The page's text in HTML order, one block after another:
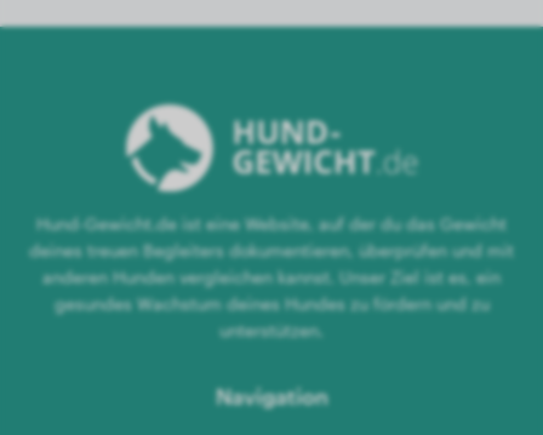
Hund-Gewicht.de ist eine Website, auf der du das Gewicht
deines treuen Begleiters dokumentieren, überprüfen und mit
anderen Hunden vergleichen kannst. Unser Ziel ist es, ein
gesundes Wachstum deines Hundes zu fördern und zu
unterstützen.
Navigation